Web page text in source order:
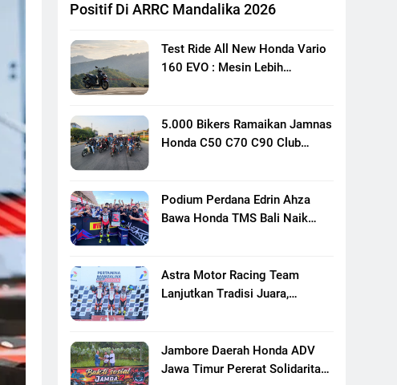
Positif Di ARRC Mandalika 2026
Test Ride All New Honda Vario
160 EVO : Mesin Lebih
5.000 Bikers Ramaikan Jamnas
Honda C50 C70 C90 Club
Motor Klasik Honda
Podium Perdana Edrin Ahza
Bawa Honda TMS Bali Naik
Astra Motor Racing Team
Lanjutkan Tradisi Juara,
Putaran Ke 3
Jambore Daerah Honda ADV
Jawa Timur Pererat Solidaritas